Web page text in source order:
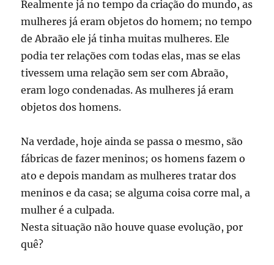
Realmente já no tempo da criação do mundo, as
mulheres já eram objetos do homem; no tempo
de Abraão ele já tinha muitas mulheres. Ele
podia ter relações com todas elas, mas se elas
tivessem uma relação sem ser com Abraão,
eram logo condenadas. As mulheres já eram
objetos dos homens.
Na verdade, hoje ainda se passa o mesmo, são
fábricas de fazer meninos; os homens fazem o
ato e depois mandam as mulheres tratar dos
meninos e da casa; se alguma coisa corre mal, a
mulher é a culpada.
Nesta situação não houve quase evolução, por
quê?